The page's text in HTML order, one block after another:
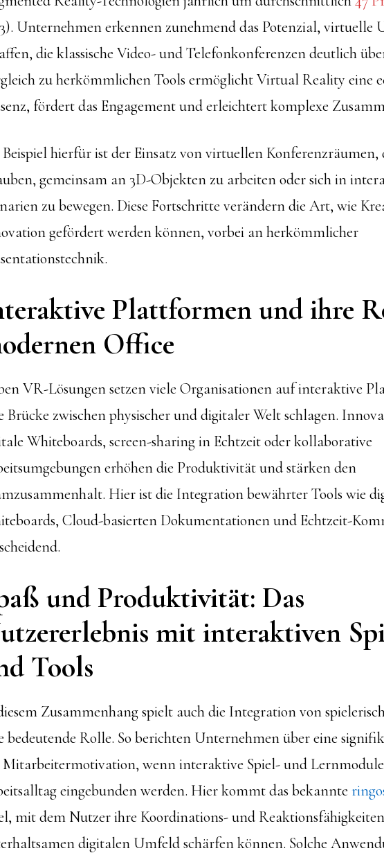
Unternehmen erkennen zunehmend das Potenzial, virtuelle
die klassische Video- und Telefonkonferenzen deutlich
zu herkömmlichen Tools ermöglicht Virtual Reality eine
fördert das Engagement und erleichtert komplexe
hierfür ist der Einsatz von virtuellen Konferenzräumen,
gemeinsam an 3D-Objekten zu arbeiten oder sich in
zu bewegen. Diese Fortschritte verändern die Art, wie
gefördert werden können, vorbei an herkömmlicher
Plattformen und ihre
Office
VR-Lösungen setzen viele Organisationen auf interaktive
Brücke zwischen physischer und digitaler Welt schlagen.
Whiteboards, screen-sharing in Echtzeit oder kollaborative
erhöhen die Produktivität und stärken den
Hier ist die Integration bewährter Tools wie
Cloud-basierten Dokumentationen und Echtzeit-
und Produktivität: Das
mit interaktiven
Tools
Zusammenhang spielt auch die Integration von
bedeutende Rolle. So berichten Unternehmen über eine
Mitarbeitermotivation, wenn interaktive Spiel- und
eingebunden werden. Hier kommt das bekannte
mit dem Nutzer ihre Koordinations- und
digitalen Umfeld schärfen können. Solche